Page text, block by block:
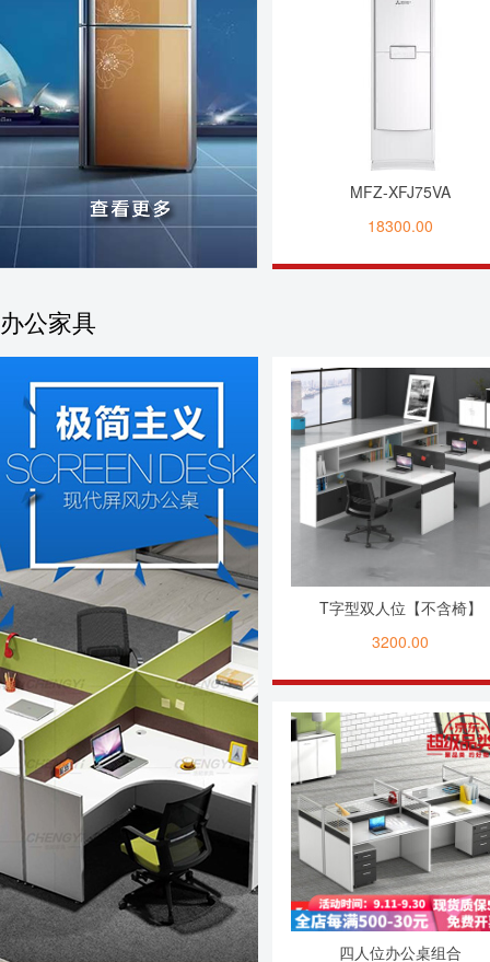
MFZ-XFJ75VA
18300.00
办公家具
T字型双人位【不含椅】
3200.00
四人位办公桌组合